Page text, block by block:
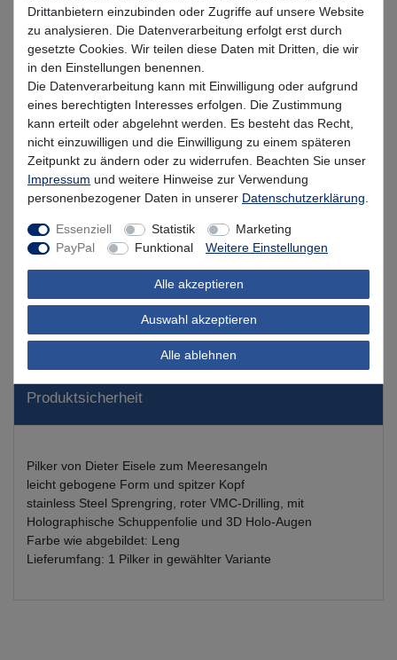
Lieferzeit 1-3 Tage (Deutschland); 3-7 Tage (Ausland)
Informationen zur Berechnung des Liefertermins hier
Mehr als 5 Stück verfügbar
In den Warenkorb
Wunschliste
Kundenbewertung
Produktsicherheit
Pilker von Dieter Eisele zum Meeresangeln
leicht gebogene Form und spitzer Kopf
stainless Steel Sprengring, roter VMC-Drilling, mit
Holographische Schuppenfolie und 3D Holo-Augen
Farbe wie abgebildet: Leng
Lieferumfang: 1 Pilker in gewählter Variante
Drittanbietern einzubinden oder Zugriffe auf unsere Website
zu analysieren. Die Datenverarbeitung erfolgt erst durch
gesetzte Cookies. Wir teilen diese Daten mit Dritten, die wir
in den Einstellungen benennen.
Die Datenverarbeitung kann mit Einwilligung oder aufgrund
eines berechtigten Interesses erfolgen. Die Zustimmung
kann erteilt oder abgelehnt werden. Es besteht das Recht,
nicht einzuwilligen und die Einwilligung zu einem späteren
Zeitpunkt zu ändern oder zu widerrufen. Beachten Sie unser
Impressum und weitere Hinweise zur Verwendung
personenbezogener Daten in unserer Daten­schutz­erklärung
Essenziell Statistik
Marketing
PayPal
Funktional Weitere Einstellungen
Alle akzeptieren
Auswahl akzeptieren
Alle ablehnen